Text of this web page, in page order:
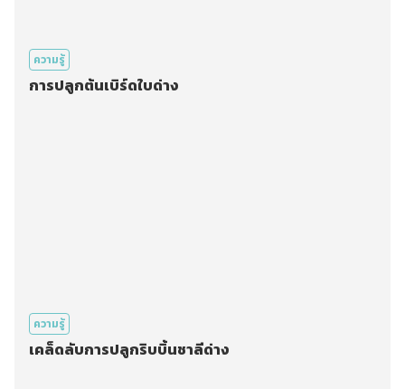
ความรู้
การปลูกต้นเบิร์ดใบด่าง
ความรู้
เคล็ดลับการปลูกริบบิ้นชาลีด่าง